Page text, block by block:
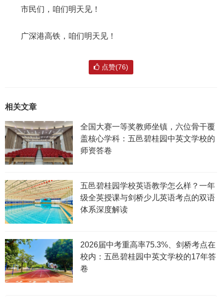
市民们，咱们明天见！
广深港高铁，咱们明天见！
点赞(76)
相关文章
全国大赛一等奖教师坐镇，六位骨干覆
盖核心学科：五邑碧桂园中英文学校的
师资答卷
五邑碧桂园学校英语教学怎么样？一年
级全英授课与剑桥少儿英语考点的双语
体系深度解读
2026届中考重高率75.3%、剑桥考点在
校内：五邑碧桂园中英文学校的17年答
卷